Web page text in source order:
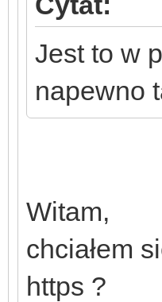
Jest to w
napewno
Witam,
chciałem
https ?